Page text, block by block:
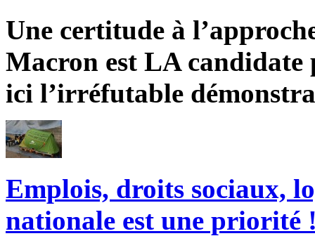
Une certitude à
Macron est LA candidate
ici l’irréfutable
Emplois, droits sociaux,
nationale est une priorité